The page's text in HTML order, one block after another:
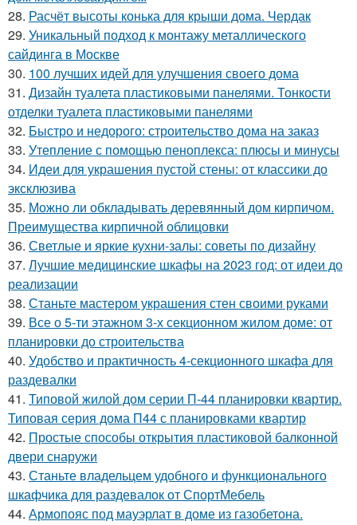
28. Расчёт высоты конька для крыши дома. Чердак
29. Уникальный подход к монтажу металлического
сайдинга в Москве
30. 100 лучших идей для улучшения своего дома
31. Дизайн туалета пластиковыми панелями. Тонкости
отделки туалета пластиковыми панелями
32. Быстро и недорого: строительство дома на заказ
33. Утепление с помощью пеноплекса: плюсы и минусы
34. Идеи для украшения пустой стены: от классики до
эксклюзива
35. Можно ли обкладывать деревянный дом кирпичом.
Преимущества кирпичной облицовки
36. Светлые и яркие кухни-залы: советы по дизайну
37. Лучшие медицинские шкафы на 2023 год: от идеи до
реализации
38. Станьте мастером украшения стен своими руками
39. Все о 5-ти этажном 3-х секционном жилом доме: от
планировки до строительства
40. Удобство и практичность 4-секционного шкафа для
раздевалки
41. Типовой жилой дом серии П-44 планировки квартир.
Типовая серия дома П44 с планировками квартир
42. Простые способы открытия пластиковой балконной
двери снаружи
43. Станьте владельцем удобного и функционального
шкафчика для раздевалок от СпортМебель
44. Армопояс под мауэрлат в доме из газобетона.